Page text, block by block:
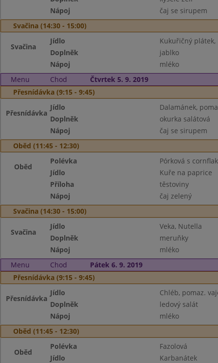
Nápoj
čaj se sirupem
Svačina (14:30 - 15:00)
Svačina
Jídlo
Kukuřičný
Doplněk
jablko
Nápoj
mléko
Menu
Chod
Čtvrtek 5. 9. 2019
Přesnídávka (9:15 - 9:45)
Přesnídávka
Jídlo
Dalamánek,
Doplněk
okurka salátová
Nápoj
čaj se sirupem
Oběd (11:45 - 12:30)
Oběd
Polévka
Pórková s
Jídlo
Kuře na paprice
Příloha
těstoviny
Nápoj
čaj zelený
Svačina (14:30 - 15:00)
Svačina
Jídlo
Veka, Nutella
Doplněk
meruňky
Nápoj
mléko
Menu
Chod
Pátek 6. 9. 2019
Přesnídávka (9:15 - 9:45)
Přesnídávka
Jídlo
Chléb, pomaz.
Doplněk
ledový salát
Nápoj
mléko
Oběd (11:45 - 12:30)
Oběd
Polévka
Fazolová
Jídlo
Karbanátek